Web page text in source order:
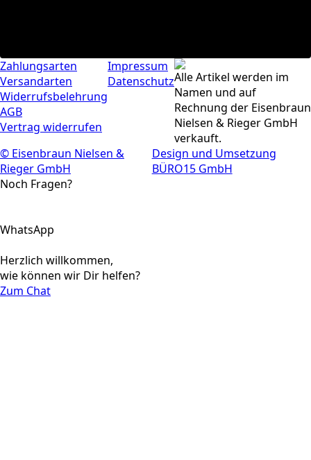
Zahlungsarten
Versandarten
Widerrufsbelehrung
AGB
Vertrag widerrufen
Impressum
DatenschutzAlle Artikel werden im
Namen und auf
Rechnung der Eisenbraun
Nielsen & Rieger GmbH
verkauft.
© Eisenbraun Nielsen &
Rieger GmbH
Design und Umsetzung
BÜRO15 GmbH
Noch Fragen?
WhatsApp
Herzlich willkommen,
wie können wir Dir helfen?
Zum Chat